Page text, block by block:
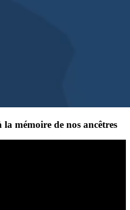
mémoire de nos ancêtres